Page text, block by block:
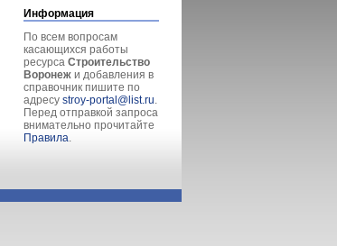
Информация
По всем вопросам
касающихся работы
ресурса Строительство
Воронеж и добавления в
справочник пишите по
адресу stroy-portal@list.ru.
Перед отправкой запроса
внимательно прочитайте
Правила.